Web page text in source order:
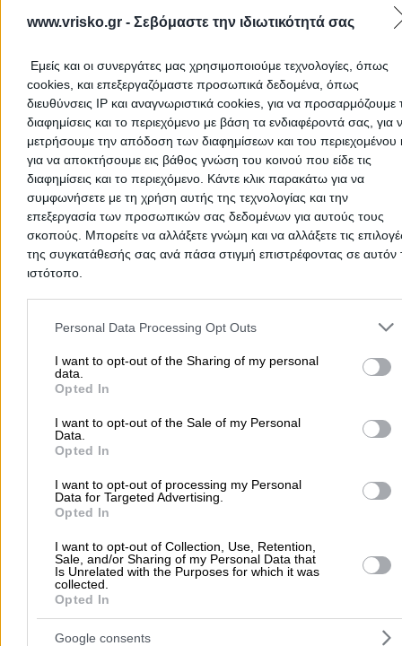
www.vrisko.gr - Σεβόμαστε την ιδιωτικότητά σας
Εμείς και οι συνεργάτες μας χρησιμοποιούμε τεχνολογίες, όπως
cookies, και επεξεργαζόμαστε προσωπικά δεδομένα, όπως
διευθύνσεις IP και αναγνωριστικά cookies, για να προσαρμόζουμε
διαφημίσεις και το περιεχόμενο με βάση τα ενδιαφέροντά σας, για
μετρήσουμε την απόδοση των διαφημίσεων και του περιεχομένου
για να αποκτήσουμε εις βάθος γνώση του κοινού που είδε τις
διαφημίσεις και το περιεχόμενο. Κάντε κλικ παρακάτω για να
συμφωνήσετε με τη χρήση αυτής της τεχνολογίας και την
επεξεργασία των προσωπικών σας δεδομένων για αυτούς τους
σκοπούς. Μπορείτε να αλλάξετε γνώμη και να αλλάξετε τις
της συγκατάθεσής σας ανά πάσα στιγμή επιστρέφοντας σε αυτόν
ιστότοπο.
Please note that this website/app uses one or more Google
and may gather and store information including but not limited to
to Google and its third-party tags to use your data for below
purposes in below Google consent section.
Personal Data Processing Opt Outs
I want to opt-out of the Sharing of my personal
data.
Opted In
I want to opt-out of the Sale of my Personal
Data.
Opted In
I want to opt-out of processing my Personal
Data for Targeted Advertising.
Opted In
I want to opt-out of Collection, Use, Retention,
Sale, and/or Sharing of my Personal Data that
Is Unrelated with the Purposes for which it was
collected.
Opted In
Google consents
ΒΕΝΙΕΡΗΣ - ΑΛΕΞΑΝΔΡΟΠΟΥΛΟΥ ΚΑΙ
ΣΥΝΕΡΓΑΤΕΣ
Δικηγορική Εταιρεία
Δικηγόροι & Δικηγορικά Γραφεία
Σόλωνος 41 & Ομήρου, Αθήνα - Κολωνάκι
2107248839
Σύμβουλος Επιχειρήσεων – Φορολογική Υποστήριξη -
Οργάνωση Λο ...
Σύμβουλοι Επιχειρήσεων
Αίαντος 56, Ίλιον
2102638572